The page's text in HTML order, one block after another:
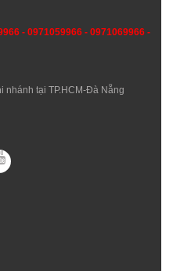
- 0971059966 - 0971069966 -
nhánh tại TP.HCM-Đà Nẵng